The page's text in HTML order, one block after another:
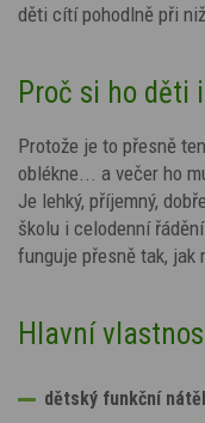
děti cítí pohodlně při
Proč si ho děti
Protože je to přesně
oblékne... a večer ho
Je lehký, příjemný,
školu i celodenní
funguje přesně tak, jak
Hlavní
dětský funkční